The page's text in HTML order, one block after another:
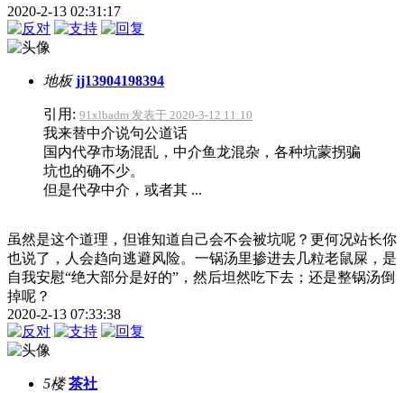
2020-2-13 02:31:17
地板 jj13904198394
引用: 91xlbadm 发表于 2020-3-12 11:10
我来替中介说句公道话
国内代孕市场混乱，中介鱼龙混杂，各种坑蒙拐骗
坑也的确不少。
但是代孕中介，或者其 ...
虽然是这个道理，但谁知道自己会不会被坑呢？更何况站长你
也说了，人会趋向逃避风险。一锅汤里掺进去几粒老鼠屎，是
自我安慰“绝大部分是好的”，然后坦然吃下去；还是整锅汤倒
掉呢？
2020-2-13 07:33:38
5楼 茶社